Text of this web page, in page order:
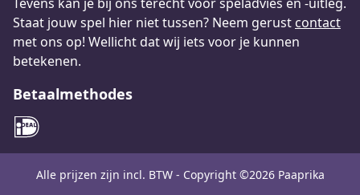
Staat jouw spel hier niet tussen? Neem gerust contact
met ons op! Wellicht dat wij iets voor je kunnen
betekenen.
Betaalmethodes
Alle prijzen zijn incl. BTW - Copyright ©2026 Paaprika